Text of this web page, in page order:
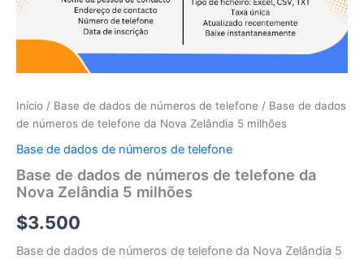
Início / Base de dados de números de telefone / Base de dados
de números de telefone da Nova Zelândia 5 milhões
Base de dados de números de telefone
Base de dados de números de telefone da
Nova Zelândia 5 milhões
$3.500
Base de dados de números de telefone da Nova Zelândia 5
telefone
Nova
5